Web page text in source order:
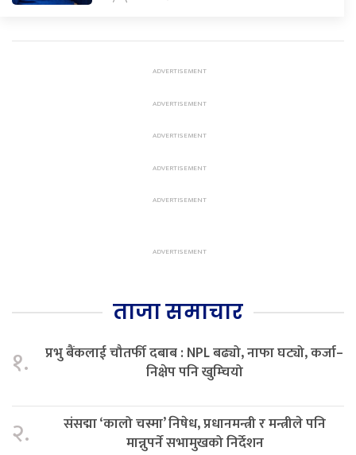
ताजा समाचार
१.
प्रभु बैंकलाई चौतर्फी दबाब : NPL बढ्यो, नाफा घट्यो, कर्जा–
निक्षेप पनि खुम्चियो
२.
संसद्मा ‘कालो चस्मा’ निषेध, प्रधानमन्त्री र मन्त्रीले पनि
मान्नुपर्ने सभामुखको निर्देशन